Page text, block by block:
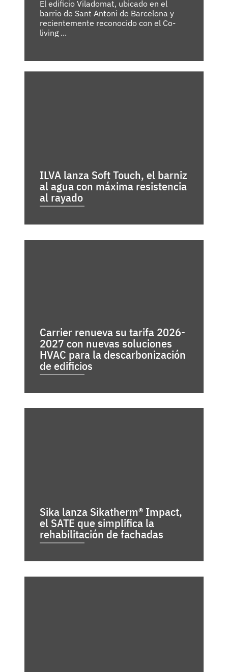
El edificio Viladomat, ubicado en el
barrio de Sant Antoni de Barcelona y
recientemente reconocido con el Co-
living ...
ILVA lanza Soft Touch, el barniz
al agua con máxima resistencia
al rayado
Carrier renueva su tarifa 2026-
2027 con nuevas soluciones
HVAC para la descarbonización
de edificios
Sika lanza Sikatherm® Impact,
el SATE que simplifica la
rehabilitación de fachadas